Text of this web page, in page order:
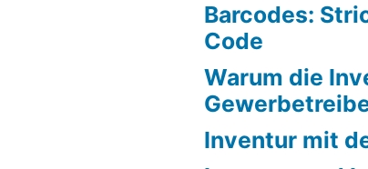
Barcodes:
Code
Warum die
Inventur mit